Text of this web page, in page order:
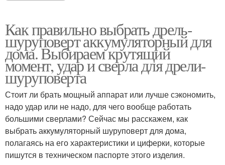
Как правильно выбрать дрель-
шуруповерт аккумуляторный для
дома. Выбираем крутящий
момент, удар и сверла для дрели-
шуруповерта
Стоит ли брать мощный аппарат или лучше сэкономить,
надо удар или не надо, для чего вообще работать
большими сверлами? Сейчас мы расскажем, как
выбрать аккумуляторный шуруповерт для дома,
полагаясь на его характеристики и циферки, которые
пишутся в техническом паспорте этого изделия.